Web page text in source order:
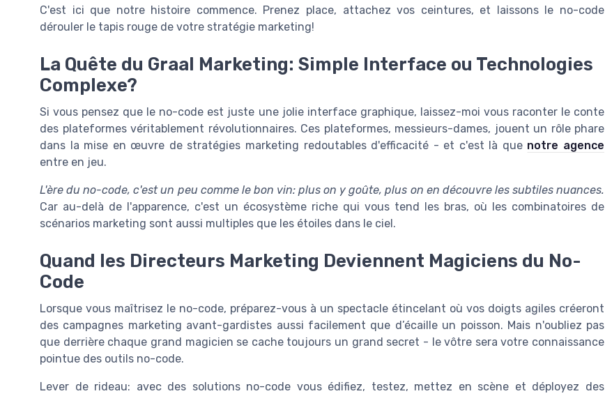
C'est ici que notre histoire commence. Prenez place, attachez vos ceintures, et laissons le no-code
dérouler le tapis rouge de votre stratégie marketing!
La Quête du Graal Marketing: Simple Interface ou Technologies
Complexe?
Si vous pensez que le no-code est juste une jolie interface graphique, laissez-moi vous raconter le conte
des plateformes véritablement révolutionnaires. Ces plateformes, messieurs-dames, jouent un rôle phare
dans la mise en œuvre de stratégies marketing redoutables d'efficacité - et c'est là que notre agence
entre en jeu.
L'ère du no-code, c'est un peu comme le bon vin: plus on y goûte, plus on en découvre les subtiles nuances.
Car au-delà de l'apparence, c'est un écosystème riche qui vous tend les bras, où les combinatoires de
scénarios marketing sont aussi multiples que les étoiles dans le ciel.
Quand les Directeurs Marketing Deviennent Magiciens du No-
Code
Lorsque vous maîtrisez le no-code, préparez-vous à un spectacle étincelant où vos doigts agiles créeront
des campagnes marketing avant-gardistes aussi facilement que d’écaille un poisson. Mais n'oubliez pas
que derrière chaque grand magicien se cache toujours un grand secret - le vôtre sera votre connaissance
pointue des outils no-code.
Lever de rideau: avec des solutions no-code vous édifiez, testez, mettez en scène et déployez des